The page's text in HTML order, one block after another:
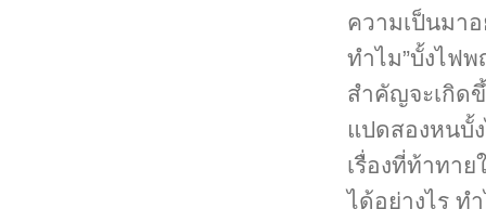
ความเป็นมา
ทำไม”บั้งไฟ
สำคัญจะเกิด
แปดสองหนบั้
เรื่องที่ท้าทา
ได้อย่างไร ท